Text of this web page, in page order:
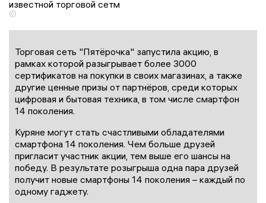
©
Торговая сеть "Пятёрочка" запустила акцию, в
рамках которой разыгрывает более 3000
сертификатов на покупки в своих магазинах, а также
другие ценные призы от партнёров, среди которых
цифровая и бытовая техника, в том числе смартфон
14 поколения.
Куряне могут стать счастливыми обладателями
смартфона 14 поколения. Чем больше друзей
пригласит участник акции, тем выше его шансы на
победу. В результате розыгрыша одна пара друзей
получит новые смартфоны 14 поколения – каждый по
одному гаджету.